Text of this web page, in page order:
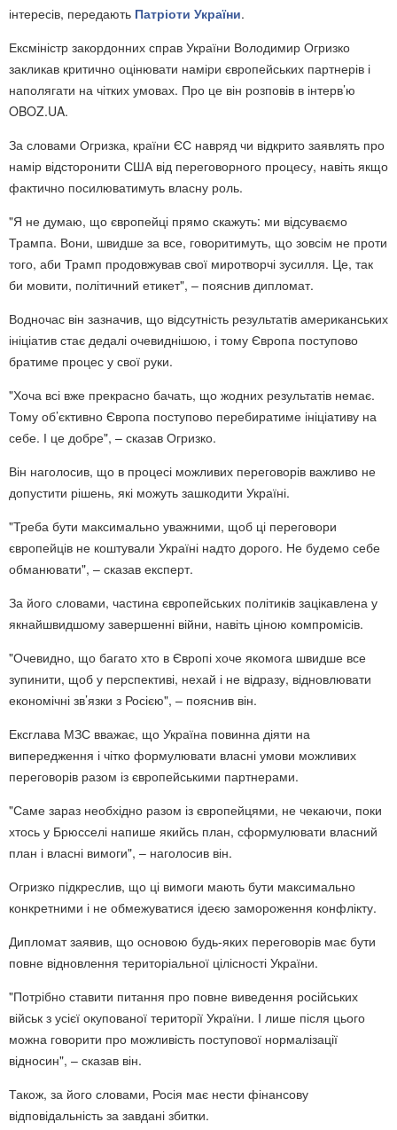
інтересів, передають Патріоти України.
Ексміністр закордонних справ України Володимир Огризко
закликав критично оцінювати наміри європейських партнерів і
наполягати на чітких умовах. Про це він розповів в інтерв’ю
OBOZ.UA.
За словами Огризка, країни ЄС навряд чи відкрито заявлять про
намір відсторонити США від переговорного процесу, навіть якщо
фактично посилюватимуть власну роль.
"Я не думаю, що європейці прямо скажуть: ми відсуваємо
Трампа. Вони, швидше за все, говоритимуть, що зовсім не проти
того, аби Трамп продовжував свої миротворчі зусилля. Це, так
би мовити, політичний етикет", – пояснив дипломат.
Водночас він зазначив, що відсутність результатів американських
ініціатив стає дедалі очевиднішою, і тому Європа поступово
братиме процес у свої руки.
"Хоча всі вже прекрасно бачать, що жодних результатів немає.
Тому об’єктивно Європа поступово перебиратиме ініціативу на
себе. І це добре", – сказав Огризко.
Він наголосив, що в процесі можливих переговорів важливо не
допустити рішень, які можуть зашкодити Україні.
"Треба бути максимально уважними, щоб ці переговори
європейців не коштували Україні надто дорого. Не будемо себе
обманювати", – сказав експерт.
За його словами, частина європейських політиків зацікавлена у
якнайшвидшому завершенні війни, навіть ціною компромісів.
"Очевидно, що багато хто в Європі хоче якомога швидше все
зупинити, щоб у перспективі, нехай і не відразу, відновлювати
економічні зв’язки з Росією", – пояснив він.
Ексглава МЗС вважає, що Україна повинна діяти на
випередження і чітко формулювати власні умови можливих
переговорів разом із європейськими партнерами.
"Саме зараз необхідно разом із європейцями, не чекаючи, поки
хтось у Брюсселі напише якийсь план, сформулювати власний
план і власні вимоги", – наголосив він.
Огризко підкреслив, що ці вимоги мають бути максимально
конкретними і не обмежуватися ідеєю замороження конфлікту.
Дипломат заявив, що основою будь-яких переговорів має бути
повне відновлення територіальної цілісності України.
"Потрібно ставити питання про повне виведення російських
військ з усієї окупованої території України. І лише після цього
можна говорити про можливість поступової нормалізації
відносин", – сказав він.
Також, за його словами, Росія має нести фінансову
відповідальність за завдані збитки.